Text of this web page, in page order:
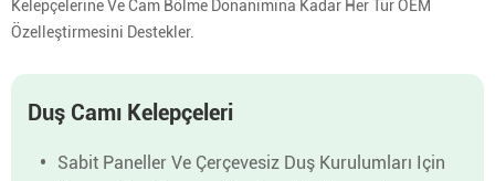
Kelepçelerine Ve Cam Bölme Donanımına Kadar Her Tür OEM
Özelleştirmesini Destekler.
Duş Camı Kelepçeleri
Sabit Paneller Ve Çerçevesiz Duş Kurulumları Için